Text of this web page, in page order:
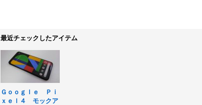
最近チェックしたアイテム
Ｇｏｏｇｌｅ Ｐｉ
ｘｅｌ４ モックア